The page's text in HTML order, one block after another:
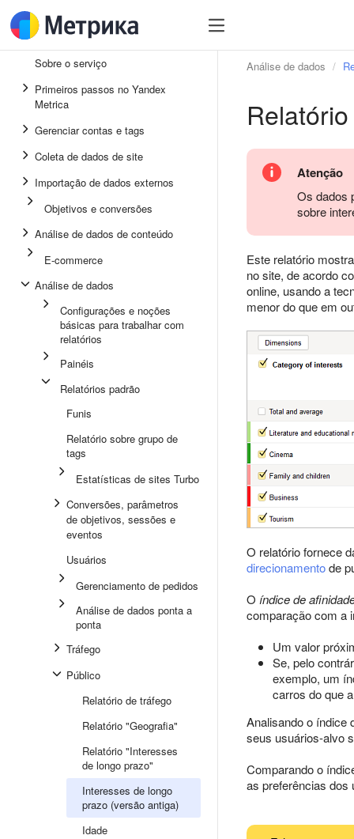
Sobre o serviço
Primeiros passos no Yandex
Metrica
Gerenciar contas e tags
Coleta de dados de site
Importação de dados externos
Objetivos e conversões
Análise de dados de conteúdo
E-commerce
Análise de dados
Configurações e noções
básicas para trabalhar com
relatórios
Painéis
Relatórios padrão
Funis
Relatório sobre grupo de
tags
Estatísticas de sites Turbo
Conversões, parâmetros
de objetivos, sessões e
eventos
Usuários
Gerenciamento de pedidos
Análise de dados ponta a
ponta
Tráfego
Público
Relatório de tráfego
Relatório "Geografia"
Relatório "Interesses
de longo prazo"
Interesses de longo
prazo (versão antiga)
Idade
Análise de dados
Atenção
Os dados
sobre
Este relatório
no site, de acordo
online, usando a
menor do que em
O relatório fornece
direcionamentode
O índice de
comparação com a
Um valor
Se, pelo
exemplo, um
carros do que
Analisando o índice
seus usuários-alvo
Comparando o
as preferências dos